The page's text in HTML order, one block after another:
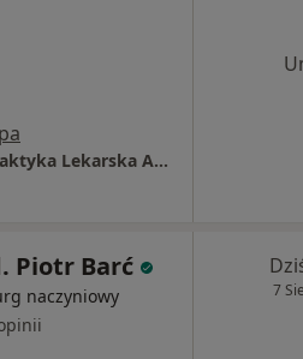
Indywidualna Specjalistyczna Praktyka Lekarska Artur Szymański
Piotr Barć
naczyniowy
7 Sie